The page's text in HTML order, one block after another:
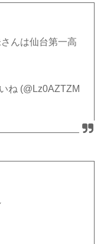
んは仙台第一高
ね (@Lz0AZTZM